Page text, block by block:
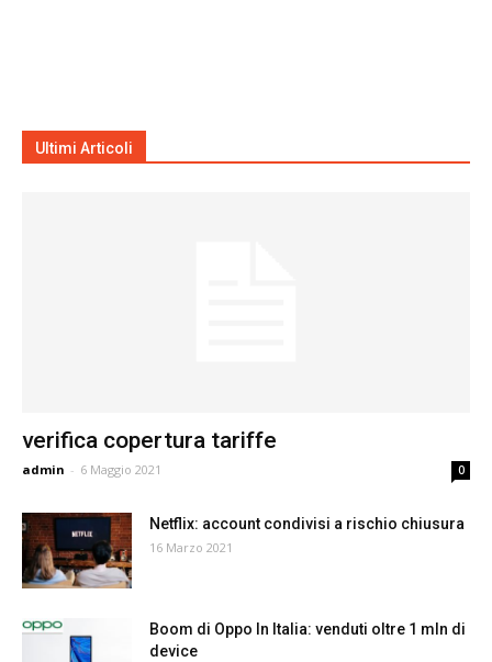
Ultimi Articoli
verifica copertura tariffe
admin - 6 Maggio 2021 0
Netflix: account condivisi a rischio chiusura
16 Marzo 2021
Boom di Oppo In Italia: venduti oltre 1 mln di
device